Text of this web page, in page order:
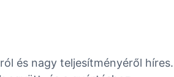
és nagy teljesítményéről híres.